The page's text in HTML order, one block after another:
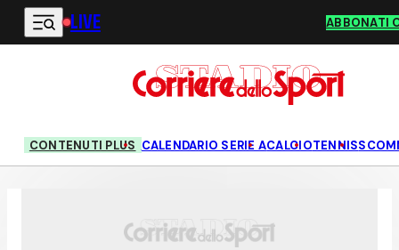
Vai al contenuto principale
LIVE ABBONATI
CONTENUTI PLUS CALENDARIO SERIE ACALCIOTENNIS